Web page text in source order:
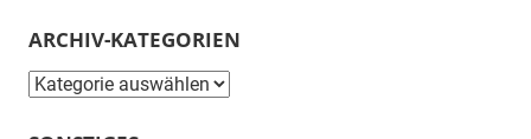
ARCHIV-KATEGORIEN
Archiv-